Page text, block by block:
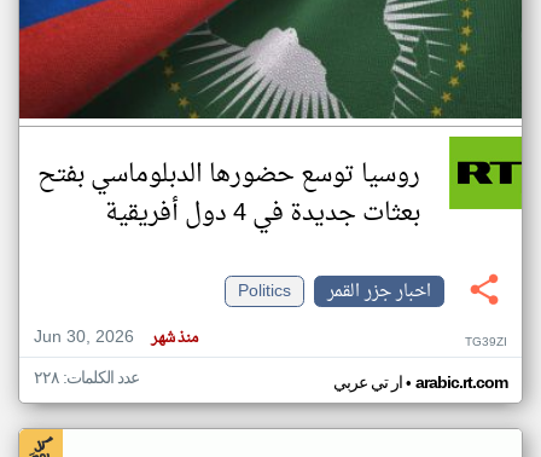
روسيا توسع حضورها الدبلوماسي بفتح
بعثات جديدة في 4 دول أفريقية
اخبار جزر القمر
Politics
Jun 30, 2026
منذ شهر TG39ZI
ار تي عربي• arabic.rt.com عدد الكلمات: ٢٢٨